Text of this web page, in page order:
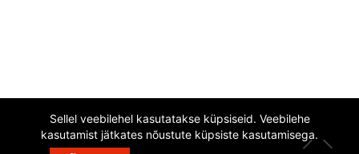
EESTI JAZZLIIT
Sellel veebilehel kasutatakse küpsiseid. Veebilehe
kasutamist jätkates nõustute küpsiste kasutamisega.